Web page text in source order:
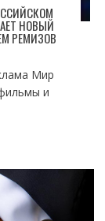
НОВЫЙ
РЕМИЗОВ
Мир
и